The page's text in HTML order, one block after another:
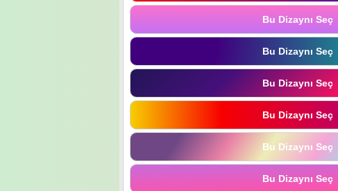
Bu Dizaynı Seç
Bu Dizaynı Seç
Bu Dizaynı Seç
Bu Dizaynı Seç
Bu Dizaynı Seç
Bu Dizaynı Seç